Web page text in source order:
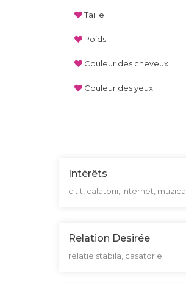
Taille
Poids
Couleur des cheveux
Couleur des yeux
Intérêts
citit, calatorii, internet, muzica
Relation Desirée
relatie stabila, casatorie